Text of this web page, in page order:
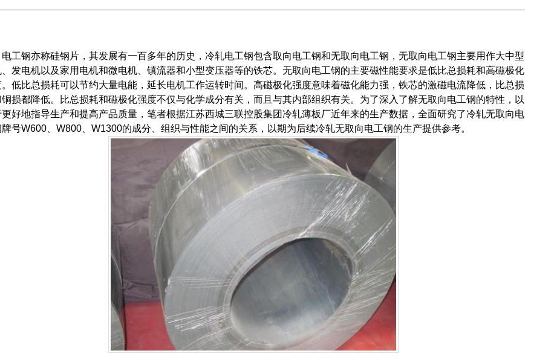
钢亦称硅钢片，其发展有一百多年的历史，冷轧电工钢包含取向电工钢和无取向电工钢，无取向电工钢主要用作大中型
、发电机以及家用电机和微电机、镇流器和小型变压器等的铁芯。无取向电工钢的主要磁性能要求是低比总损耗和高磁极化
低比总损耗可以节约大量电能，延长电机工作运转时间。高磁极化强度意味着磁化能力强，铁芯的激磁电流降低，比总损
损都降低。比总损耗和磁极化强度不仅与化学成分有关，而且与其内部组织有关。为了深入了解无取向电工钢的特性，以
好地指导生产和提高产品质量，笔者根据江苏西城三联控股集团冷轧薄板厂近年来的生产数据，全面研究了冷轧无取向电
牌号W600、W800、W1300的成分、组织与性能之间的关系，以期为后续冷轧无取向电工钢的生产提供参考。